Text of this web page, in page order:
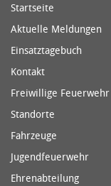
Startseite
Aktuelle Meldungen
Einsatztagebuch
Kontakt
Freiwillige Feuerwehr
Standorte
Fahrzeuge
Jugendfeuerwehr
Ehrenabteilung